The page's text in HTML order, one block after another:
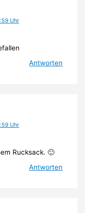
Uhr
Antworten
Uhr
Rucksack. 🙂
Antworten